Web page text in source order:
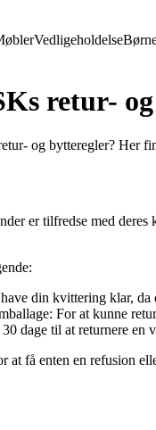
Vedligeholdelse
retur-
og bytteregler? Her
er tilfredse med
din kvittering klar, da
For at kunne
dage til at returnere en
at få enten en refusion